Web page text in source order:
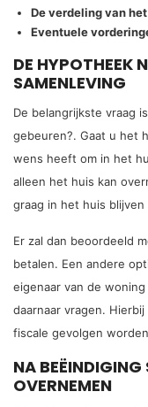
De verdeling van
Eventuele
DE HYPOTHEEK
SAMENLEVING
De belangrijkste vraag
gebeuren?. Gaat u het
wens heeft om in het
alleen het huis kan
graag in het huis
Er zal dan beoordeeld
betalen. Een andere
eigenaar van de
daarnaar vragen.
fiscale gevolgen
NA BEËINDIGING
OVERNEMEN